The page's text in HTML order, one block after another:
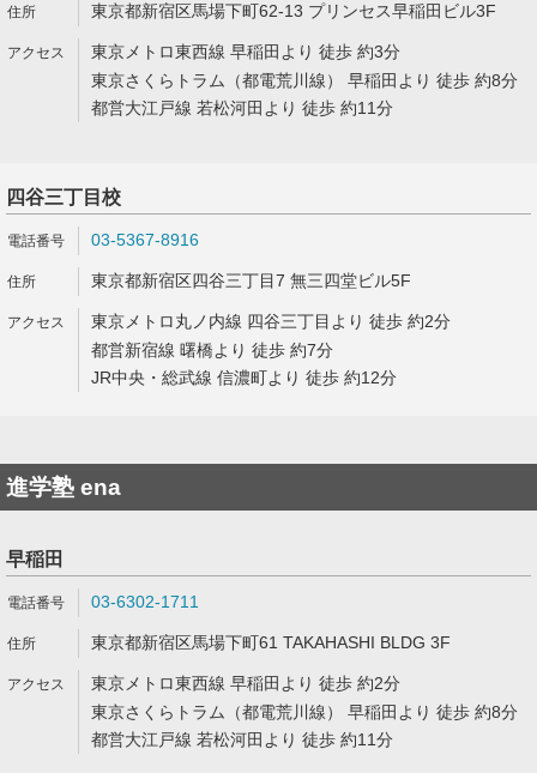
東京都新宿区馬場下町62-13 プリンセス早稲田ビル3F
東京メトロ東西線 早稲田より 徒歩 約3分
東京さくらトラム（都電荒川線） 早稲田より 徒歩 約8分
都営大江戸線 若松河田より 徒歩 約11分
四谷三丁目校
03-5367-8916
東京都新宿区四谷三丁目7 無三四堂ビル5F
東京メトロ丸ノ内線 四谷三丁目より 徒歩 約2分
都営新宿線 曙橋より 徒歩 約7分
JR中央・総武線 信濃町より 徒歩 約12分
進学塾 ena
早稲田
03-6302-1711
東京都新宿区馬場下町61 TAKAHASHI BLDG 3F
東京メトロ東西線 早稲田より 徒歩 約2分
東京さくらトラム（都電荒川線） 早稲田より 徒歩 約8分
都営大江戸線 若松河田より 徒歩 約11分